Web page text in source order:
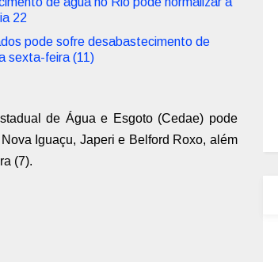
22
pode sofre desabastecimento de
sexta-feira (11)
de Água e Esgoto (Cedae) pode
Iguaçu, Japeri e Belford Roxo, além
(7).